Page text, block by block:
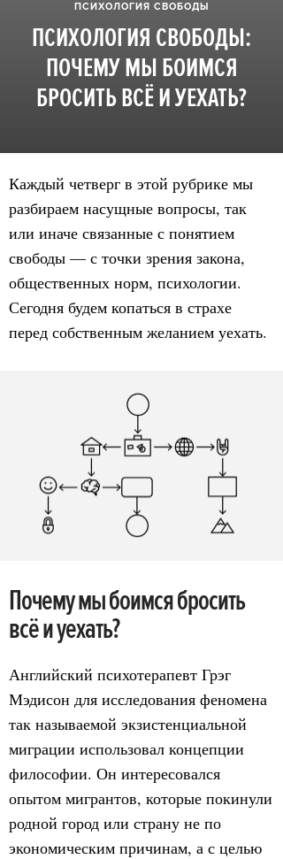
ПСИХОЛОГИЯ СВОБОДЫ
ПСИХОЛОГИЯ СВОБОДЫ:
ПОЧЕМУ МЫ БОИМСЯ
БРОСИТЬ ВСЁ И УЕХАТЬ?
Каждый четверг в этой рубрике мы
разбираем насущные вопросы, так
или иначе связанные с понятием
свободы — с точки зрения закона,
общественных норм, психологии.
Сегодня будем копаться в страхе
перед собственным желанием уехать.
Почему мы боимся бросить
всё и уехать?
Английский психотерапевт Грэг
Мэдисон для исследования феномена
так называемой экзистенциальной
миграции использовал концепции
философии. Он интересовался
опытом мигрантов, которые покинули
родной город или страну не по
экономическим причинам, а с целью